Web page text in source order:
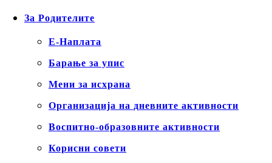
За Родителите
Е-Наплата
Барање за упис
Мени за исхрана
Организација на дневните активности
Воспитно-образовните активности
Корисни совети